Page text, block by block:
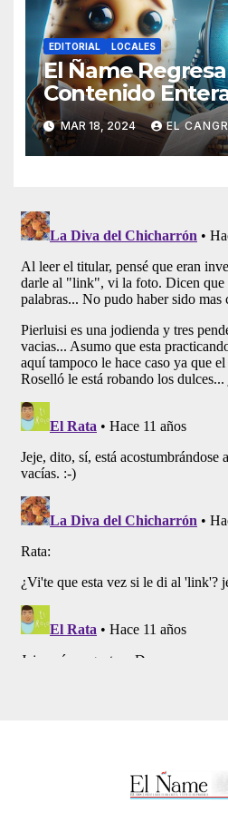
EDITORIAL LOCALES
El Ñame
Contenido
Generado Por
Artificial
MAR 18, 2024 EL